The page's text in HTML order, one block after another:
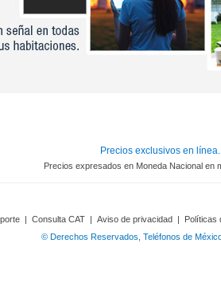
Precios exclusivos en línea.
Precios expresados en Moneda Nacional en
| Consulta CAT | Aviso de privacidad | Políticas
© Derechos Reservados, Teléfonos de